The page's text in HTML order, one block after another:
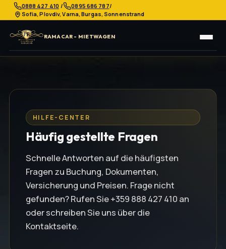
0888 427 410 / 0895 686 787/
Sofia, Plovdiv, Varna, Burgas, Sonnenstrand
RAMACAR - MIETWAGEN
HILFE-CENTER
Häufig gestellte Fragen
Schnelle Antworten auf die häufigsten
Fragen zu Buchung, Dokumenten,
Versicherung und Preisen. Frage nicht
gefunden? Rufen Sie +359 888 427 410 an
oder schreiben Sie uns über die
Kontaktseite.